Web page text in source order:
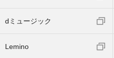
dミュージック
Lemino